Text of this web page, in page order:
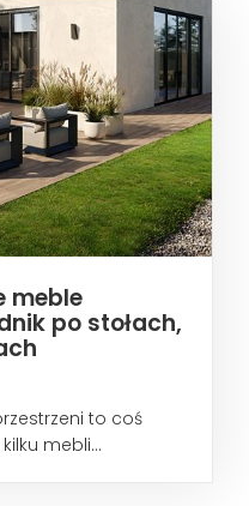
meble
po stołach,
to coś
mebli...